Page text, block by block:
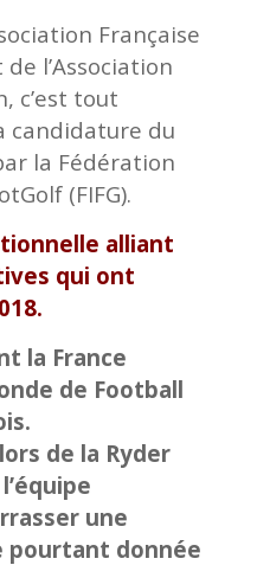
Française
de l’Association
c’est tout
candidature du
la Fédération
(FIFG).
alliant
qui ont
la France
de Football
de la Ryder
une
pourtant donnée